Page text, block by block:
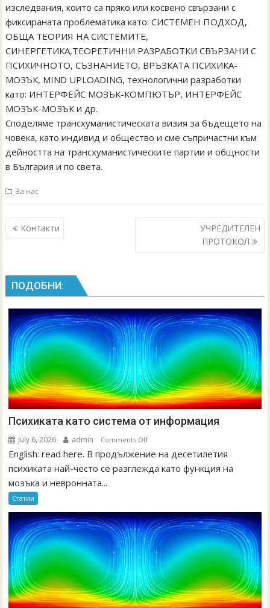
изследвания, които са пряко или косвено свързани с
фиксираната проблематика като: СИСТЕМЕН ПОДХОД,
ОБЩА ТЕОРИЯ НА СИСТЕМИТЕ,
СИНЕРГЕТИКА,ТЕОРЕТИЧНИ РАЗРАБОТКИ СВЪРЗАНИ С
ПСИХИЧНОТО, СЪЗНАНИЕТО, ВРЪЗКАТА ПСИХИКА-
МОЗЪК, MIND UPLOADING, технологични разработки
като: ИНТЕРФЕЙС МОЗЪК-КОМПЮТЪР, ИНТЕРФЕЙС
МОЗЪК-МОЗЪК и др.
Споделяме трансхуманистическата визия за бъдещето на
човека, като индивид и общество и сме съпричастни към
дейността на трансхуманистическите партии и общности
в България и по света.
За нас
Post
navigation
Контакти
УЧРЕДИТЕЛЕН
ПРОТОКОЛ
ПОДОБНИ:
Психиката като система от информация
July 6, 2026 admin Comments Offon
Психиката
като
English: read here. В продължение на десетилетия
психиката най-често се разглежда като функция на
мозъка и невронната...
Статии